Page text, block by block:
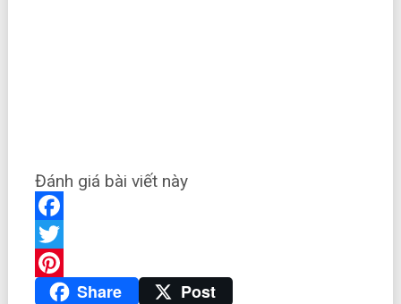
Đánh giá bài viết này
Facebook
Twitter
PinterestShare Post